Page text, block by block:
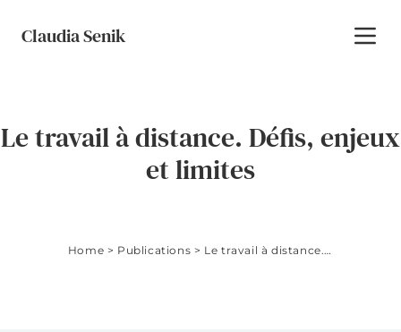
Claudia Senik
Le travail à distance. Défis, enjeux
et limites
Home > Publications > Le travail à distance. Défis, enjeux et limites